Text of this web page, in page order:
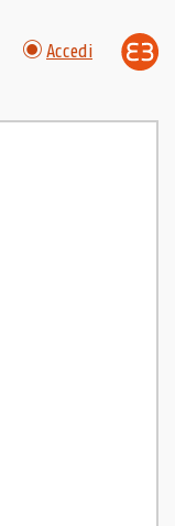
Accedi